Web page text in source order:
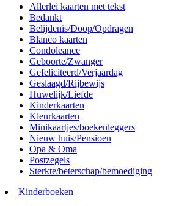
Allerlei kaarten met tekst
Bedankt
Belijdenis/Doop/Opdragen
Blanco kaarten
Condoleance
Geboorte/Zwanger
Gefeliciteerd/Verjaardag
Geslaagd/Rijbewijs
Huwelijk/Liefde
Kinderkaarten
Kleurkaarten
Minikaartjes/boekenleggers
Nieuw huis/Pensioen
Opa & Oma
Postzegels
Sterkte/beterschap/bemoediging
Kinderboeken